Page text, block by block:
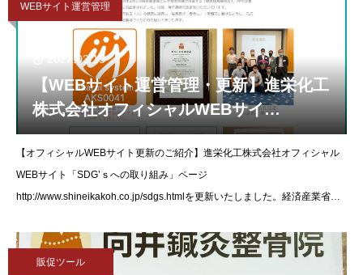
WEBサイト運営管理
2022.03.15
【WEBサイト運営管理・更新】進栄化工
株式会社オフィシャルWEBサイ
ト,Facebookを更新いたしました。
【オフィシャルWEBサイト更新のご紹介】進栄化工株式会社オフィシャル
WEBサイト「SDG’ｓへの取り組み」ページ
http://www.shineikakoh.co.jp/sdgs.htmlを更新いたしました。経済産業省と
販促ツール